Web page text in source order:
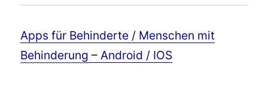
Apps für Behinderte / Menschen mit
Behinderung – Android / IOS